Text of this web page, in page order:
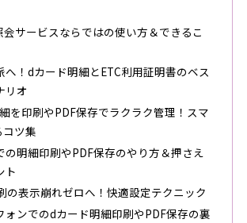
会サービスならではの使い方＆できるこ
へ！dカード明細とETC利用証明書のベス
リオ
を印刷やPDF保存でラクラク管理！スマ
ツ集
の明細印刷やPDF保存のやり方＆押さえ
ト
の表示崩れゼロへ！快適設定テクニック
ォンでのdカード明細印刷やPDF保存の裏